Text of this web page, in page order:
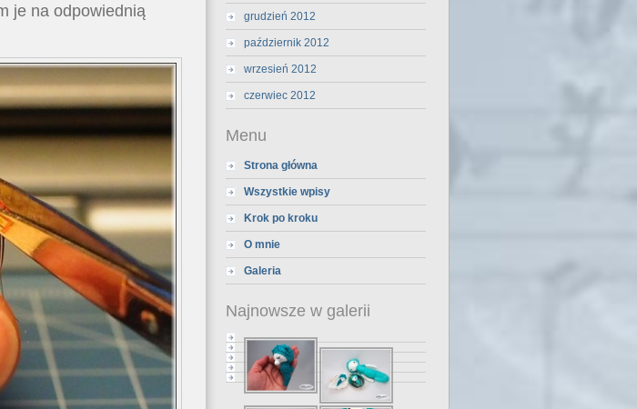
je na odpowiednią
grudzień 2012
październik 2012
wrzesień 2012
czerwiec 2012
Menu
Strona główna
Wszystkie wpisy
Krok po kroku
O mnie
Galeria
Najnowsze w galerii